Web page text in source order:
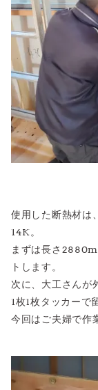
使用した断熱材は
14K。
まずは長さ
トします。
次に、大工さんが
1枚1枚タッカーで
今回はご夫婦で作